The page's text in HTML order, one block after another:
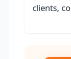
clients,